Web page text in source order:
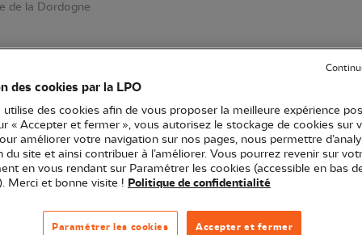
de la Dordogne
de la vallée
des cookies par la LPO
utilise des cookies afin de vous proposer la meilleure expérience
« Accepter et fermer », vous autorisez le stockage de cookies sur
améliorer votre navigation sur nos pages, nous permettre
du site et ainsi contribuer à l’améliorer. Vous pourrez revenir sur
en vous rendant sur Paramétrer les cookies (accessible en bas
Merci et bonne visite ! Politique de confidentialité
Accepter et fermer
Paramétrer les cookies